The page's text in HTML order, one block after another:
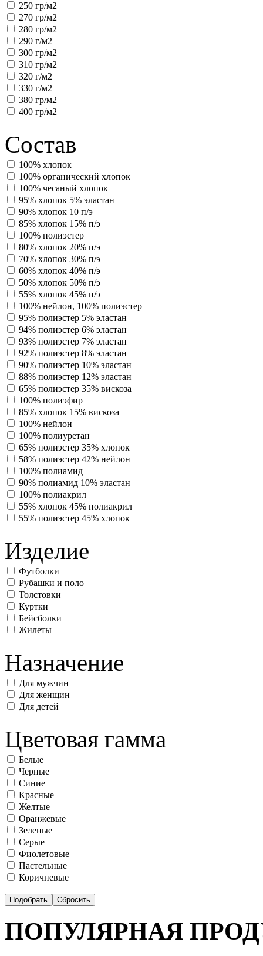
250 гр/м2
270 гр/м2
280 гр/м2
290 г/м2
300 гр/м2
310 гр/м2
320 г/м2
330 г/м2
380 гр/м2
400 гр/м2
Состав
100% хлопок
100% органический хлопок
100% чесаный хлопок
95% хлопок 5% эластан
90% хлопок 10 п/э
85% хлопок 15% п/э
100% полиэстер
80% хлопок 20% п/э
70% хлопок 30% п/э
60% хлопок 40% п/э
50% хлопок 50% п/э
55% хлопок 45% п/э
100% нейлон, 100% полиэстер
95% полиэстер 5% эластан
94% полиэстер 6% эластан
93% полиэстер 7% эластан
92% полиэстер 8% эластан
90% полиэстер 10% эластан
88% полиэстер 12% эластан
65% полиэстер 35% вискоза
100% полиэфир
85% хлопок 15% вискоза
100% нейлон
100% полиуретан
65% полиэстер 35% хлопок
58% полиэстер 42% нейлон
100% полиамид
90% полиамид 10% эластан
100% полиакрил
55% хлопок 45% полиакрил
55% полиэстер 45% хлопок
Изделие
Футболки
Рубашки и поло
Толстовки
Куртки
Бейсболки
Жилеты
Назначение
Для мужчин
Для женщин
Для детей
Цветовая гамма
Белые
Черные
Синие
Красные
Желтые
Оранжевые
Зеленые
Серые
Фиолетовые
Пастельные
Коричневые
ПОПУЛЯРНАЯ